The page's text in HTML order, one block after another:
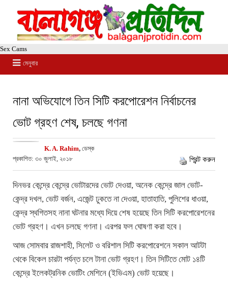
Sex Cams
মেনুবার
নানা অভিযোগে তিন সিটি করপোরেশন নির্বাচনের
ভোট গ্রহণ শেষ, চলছে গণনা
K. A. Rahim, ডেস্ক
প্রকাশিত: ৩০ জুলাই, ২০১৮
প্রিন্ট করুন
দিনভর কেন্দ্রে কেন্দ্রে ভোটারদের ভোট দেওয়া, অনেক কেন্দ্রে জাল ভোট-
কেন্দ্র দখল, ভোট বর্জন, এজেন্ট ঢুকতে না দেওয়া, হাতাহাতি, পুলিশের ধাওয়া,
কেন্দ্র স্থগিতসহ নানা ঘটনার মধ্যে দিয়ে শেষ হয়েছে তিন সিটি করপোরেশনের
ভোট গ্রহণ। এখন চলছে গণনা। এরপর ফল ঘোষণা করা হবে।
আজ সোমবার রাজশাহী, সিলেট ও বরিশাল সিটি করপোরেশনে সকাল আটটা
থেকে বিকেল চারটা পর্যন্ত চলে টানা ভোট গ্রহণ। তিন সিটিতে মোট ১৪টি
কেন্দ্রে ইলেকট্রনিক ভোটিং মেশিনে (ইভিএম) ভোট হয়েছে।